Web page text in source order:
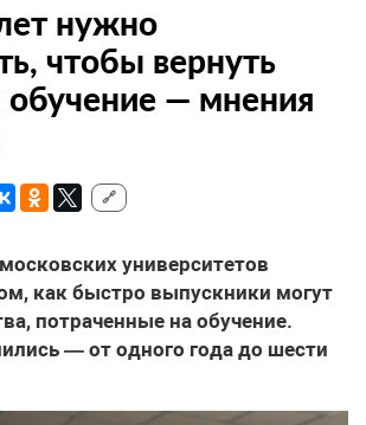
нужно
чтобы вернуть
обучение — мнения
🔗
университетов
как быстро выпускники могут
потраченные на обучение.
— от одного года до шести